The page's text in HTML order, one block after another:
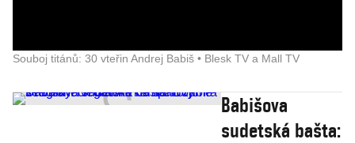
Souboj titánů: 30 vteřin Andrej Babiš • Blesk TV a Mall TV
Babišova
sudetská bašta: